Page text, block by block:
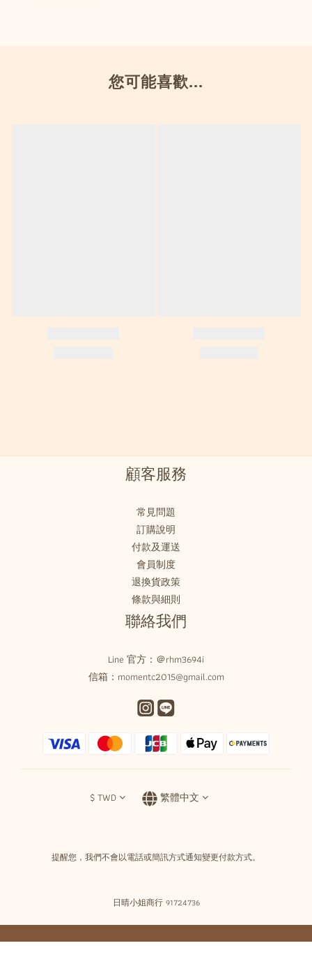
您可能喜歡...
顧客服務
常見問題
訂購說明
付款及運送
會員制度
退換貨政策
條款與細則
聯絡我們
Line 官方： ＠rhm3694i
信箱：momentc2015@gmail.com
$TWD 繁體中文
提醒您，我們不會以電話或簡訊方式通知變更付款方式。
日晴小姐商行 91724736